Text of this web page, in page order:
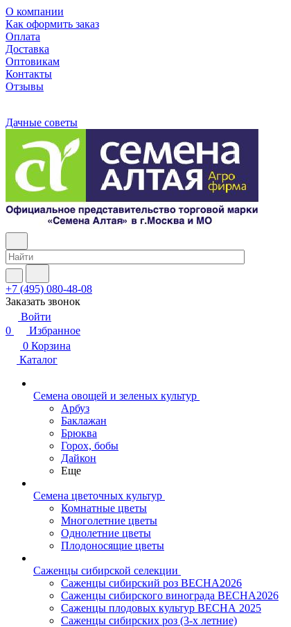
О компании
Как оформить заказ
Оплата
Доставка
Оптовикам
Контакты
Отзывы
Дачные советы
+7 (495) 080-48-08
Заказать звонок
Войти
0
Избранное
0 Корзина
Каталог
Семена овощей и зеленых культур
Арбуз
Баклажан
Брюква
Горох, бобы
Дайкон
Еще
Семена цветочных культур
Комнатные цветы
Многолетние цветы
Однолетние цветы
Плодоносящие цветы
Саженцы сибирской селекции
Саженцы сибирский роз ВЕСНА2026
Саженцы сибирского винограда ВЕСНА2026
Саженцы плодовых культур ВЕСНА 2025
Саженцы сибирских роз (3-х летние)